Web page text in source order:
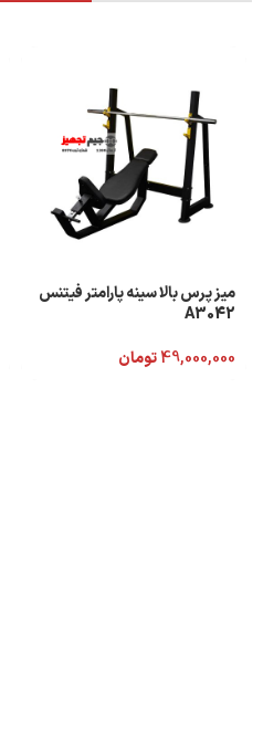
میز پرس بالا سینه پارامتر فیتنس
A3042
49,000,000تومان